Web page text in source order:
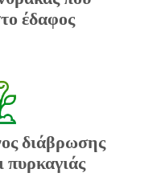
έδαφος
διάβρωσης
πυρκαγιάς